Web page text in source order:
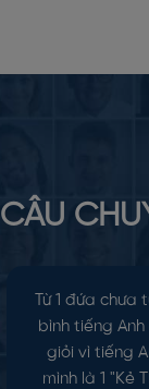
CÂU
Từ 1 đứa
bình tiếng
giỏi vì tiếng
mình là 1 "Kẻ